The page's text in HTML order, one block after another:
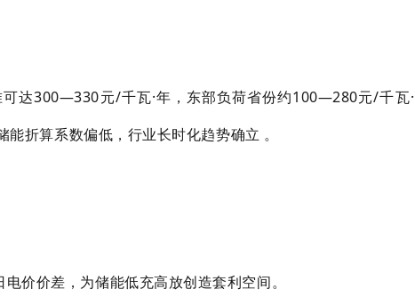
达300—330元/千瓦·年，东部负荷省份约100—280元/千瓦·
折算系数偏低，行业长时化趋势确立 。
价价差，为储能低充高放创造套利空间。